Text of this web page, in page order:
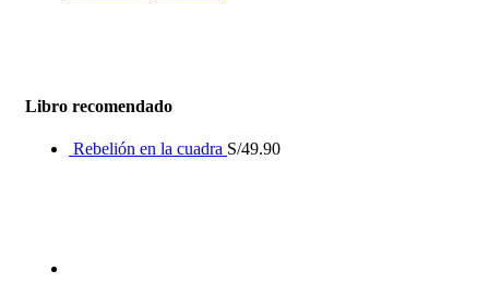
Libro recomendado
Rebelión en la cuadra S/49.90